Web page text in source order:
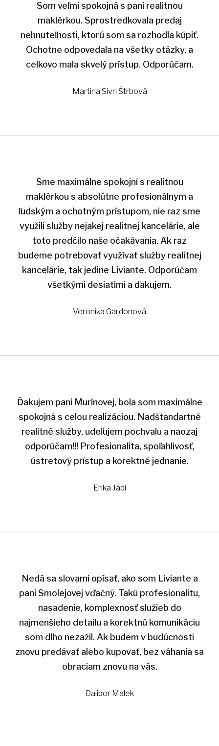
Som veľmi spokojná s pani realitnou
maklérkou. Sprostredkovala predaj
nehnuteľnosti, ktorú som sa rozhodla kúpiť.
Ochotne odpovedala na všetky otázky, a
celkovo mala skvelý prístup. Odporúčam.
Martina Sivri Štrbová
Sme maximálne spokojní s realitnou
maklérkou s absolútne profesionálnym a
ľudským a ochotným prístupom, nie raz sme
využili služby nejakej realitnej kancelárie, ale
toto predčilo naše očakávania. Ak raz
budeme potrebovať využívať služby realitnej
kancelárie, tak jedine Liviante. Odporúčam
všetkými desiatimi a ďakujem.
Veronika Gardonová
Ďakujem pani Murínovej, bola som maximálne
spokojná s celou realizáciou. Nadštandartné
realitné služby, udeľujem pochvalu a naozaj
odporúčam!!! Profesionalita, spoľahlivosť,
ústretový prístup a korektné jednanie.
Erika Jádi
Nedá sa slovami opísať, ako som Liviante a
pani Smolejovej vďačný. Takú profesionalitu,
nasadenie, komplexnosť služieb do
najmenšieho detailu a korektnú komunikáciu
som dlho nezažil. Ak budem v budúcnosti
znovu predávať alebo kupovať, bez váhania sa
obraciam znovu na vás.
Dalibor Malek